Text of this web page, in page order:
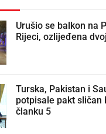
Urušio se balkon na
Rijeci, ozlijeđena
Turska, Pakistan i
potpisale pakt sličan
članku 5